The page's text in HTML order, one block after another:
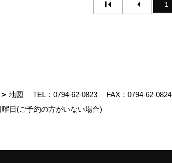
1
地図 TEL： 0794-62-0823
FAX：0794-62-0824
曜日(ご予約の方がいない場合)